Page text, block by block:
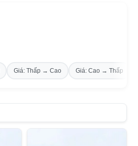
Giá: Thấp → Cao Giá: Cao → Thấp